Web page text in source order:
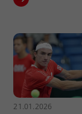
21.01.2026